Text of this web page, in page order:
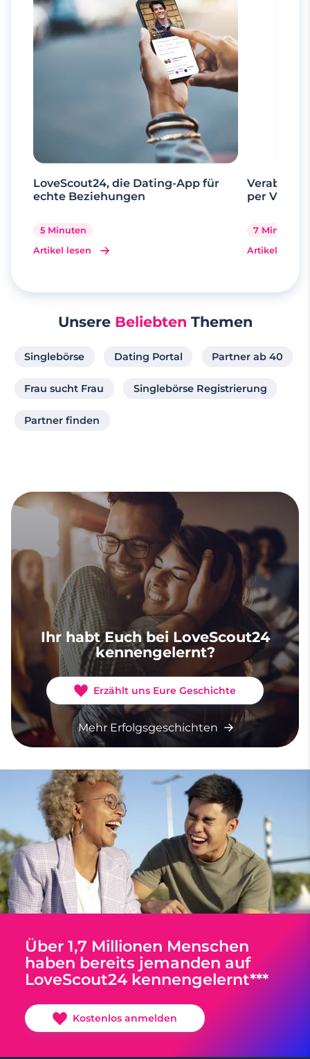
LoveScout24, die Dating-App für
echte Beziehungen
5 Minuten
Artikel lesen
per
7 Minuten
Artikel lesen
Unsere Beliebten Themen
Singlebörse Dating Portal Partner ab 40
Frau sucht Frau Singlebörse Registrierung
Partner finden
Ihr habt Euch bei LoveScout24
kennengelernt?
Erzählt uns Eure Geschichte
Mehr Erfolgsgeschichten
Über 1,7 Millionen Menschen
haben bereits jemanden auf
LoveScout24 kennengelernt***
Kostenlos anmelden